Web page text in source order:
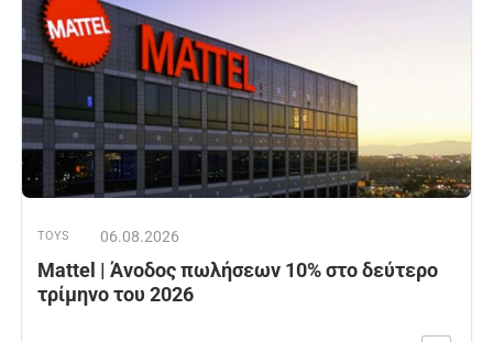
TOYS 06.08.2026
Mattel | Άνοδος πωλήσεων 10% στο δεύτερο
τρίμηνο του 2026